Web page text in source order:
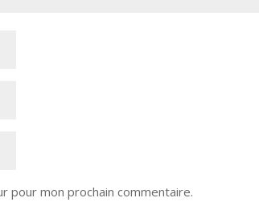
pour mon prochain commentaire.